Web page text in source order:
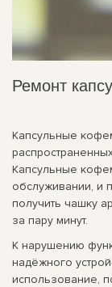
Ремонт
Капсульные
Капсульные
обслуживании, и
получить чашку
за пару минут.
К нарушению
надёжного
использование,